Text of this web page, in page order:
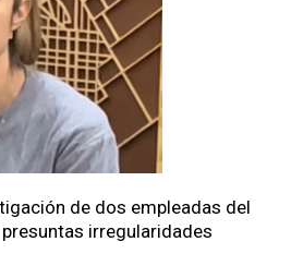
de dos empleadas del
irregularidades